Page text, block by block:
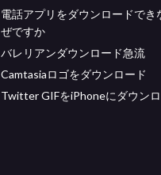
電話アプリをダウンロードでき
ぜですか
バレリアンダウンロード急流
Camtasiaロゴをダウンロード
Twitter GIFをiPhoneにダウン